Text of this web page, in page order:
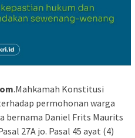
.Mahkamah Konstitusi
permohonan warga
bernama Daniel Frits Maurits
27A jo. Pasal 45 ayat (4)